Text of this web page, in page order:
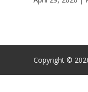
Copyright ©